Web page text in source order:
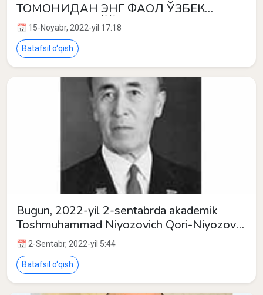
ТОМОНИДАН ЭНГ ФАОЛ ЎЗБЕК
ОЛИМЛАРИ РЎЙХАТИ ЭЪЛОН
ҚИЛИНДИ
📅 15-Noyabr, 2022-yil 17:18
Batafsil o‘qish
Bugun, 2022-yil 2-sentabrda akademik
Toshmuhammad Niyozovich Qori-Niyozov
tavalludining 125 yilligi nishonlanadi.
📅 2-Sentabr, 2022-yil 5:44
Batafsil o‘qish